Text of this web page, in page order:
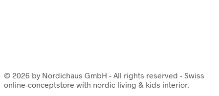
© 2026 by Nordichaus GmbH - All rights reserved - Swiss
online-conceptstore with nordic living & kids interior.